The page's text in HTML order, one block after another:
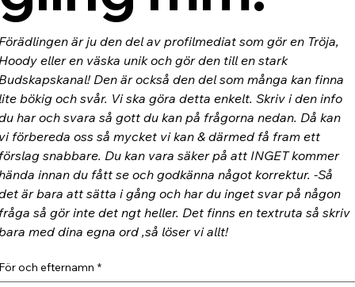
är ju den del av profilmediat som gör en Tröja,
eller en väska unik och gör den till en stark
Den är också den del som många kan finna
bökig och svår. Vi ska göra detta enkelt. Skriv i den info
har och svara så gott du kan på frågorna nedan. Då kan
förbereda oss så mycket vi kan & därmed få fram ett
snabbare. Du kan vara säker på att INGET kommer
innan du fått se och godkänna något korrektur. -Så
är bara att sätta i gång och har du inget svar på någon
så gör inte det ngt heller. Det finns en textruta så skriv
med dina egna ord ,så löser vi allt!
och efternamn *